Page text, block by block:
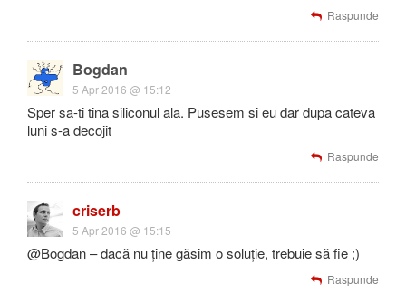
Raspunde
Bogdan
5 Apr 2016 @ 15:12
Sper sa-ti tina siliconul ala. Pusesem si eu dar dupa cateva
luni s-a decojit
Raspunde
criserb
5 Apr 2016 @ 15:15
@Bogdan – dacă nu ține găsim o soluție, trebuie să fie ;)
Raspunde